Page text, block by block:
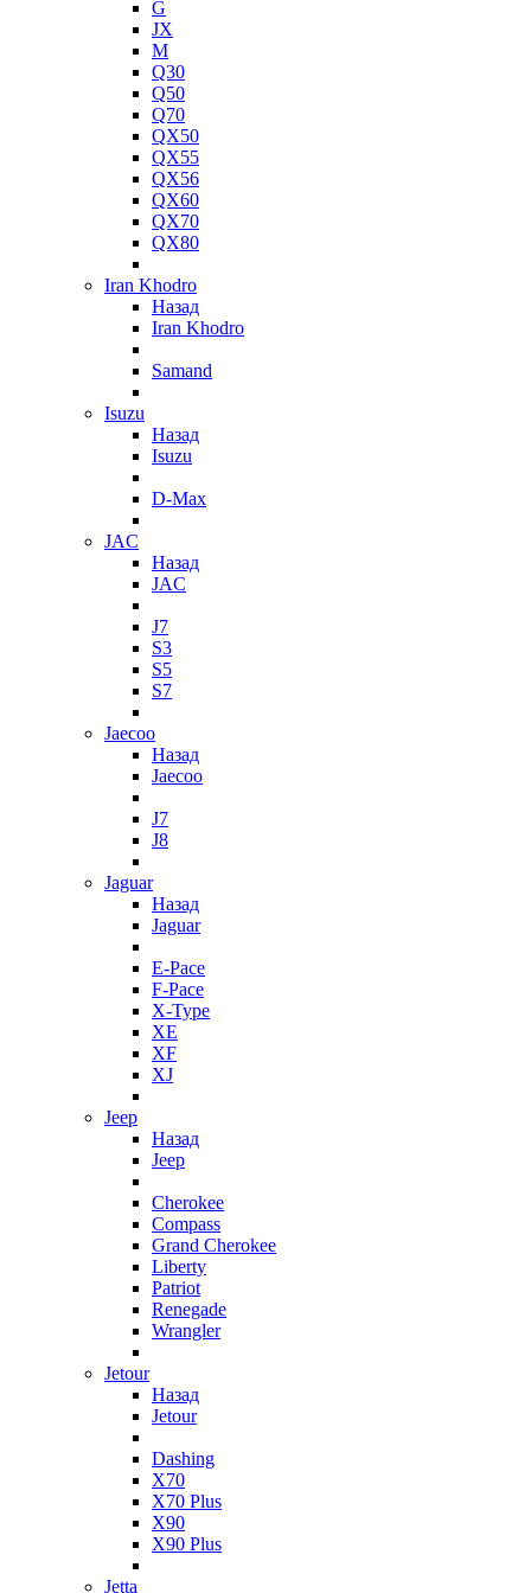
G
JX
M
Q30
Q50
Q70
QX50
QX55
QX56
QX60
QX70
QX80
Iran Khodro
Назад
Iran Khodro
Samand
Isuzu
Назад
Isuzu
D-Max
JAC
Назад
JAC
J7
S3
S5
S7
Jaecoo
Назад
Jaecoo
J7
J8
Jaguar
Назад
Jaguar
E-Pace
F-Pace
X-Type
XE
XF
XJ
Jeep
Назад
Jeep
Cherokee
Compass
Grand Cherokee
Liberty
Patriot
Renegade
Wrangler
Jetour
Назад
Jetour
Dashing
X70
X70 Plus
X90
X90 Plus
Jetta